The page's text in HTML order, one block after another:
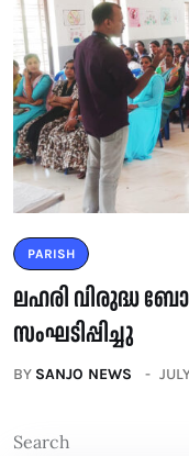
PARISH
ലഹരി വിരുദ്ധ
സംഘടിപ്പിച്ചു
BY SANJO NEWS
Search